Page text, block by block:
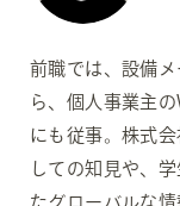
前職では、設備
ら、個人事業主
にも従事。株式
しての知見や、
たグローバルな